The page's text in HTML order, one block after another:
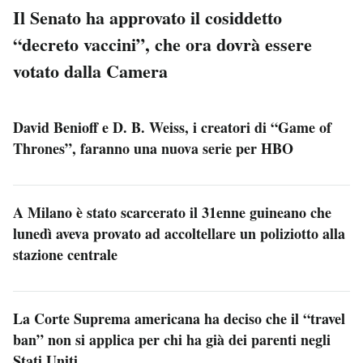
Il Senato ha approvato il cosiddetto
“decreto vaccini”, che ora dovrà essere
votato dalla Camera
David Benioff e D. B. Weiss, i creatori di “Game of
Thrones”, faranno una nuova serie per HBO
A Milano è stato scarcerato il 31enne guineano che
lunedì aveva provato ad accoltellare un poliziotto alla
stazione centrale
La Corte Suprema americana ha deciso che il “travel
ban” non si applica per chi ha già dei parenti negli